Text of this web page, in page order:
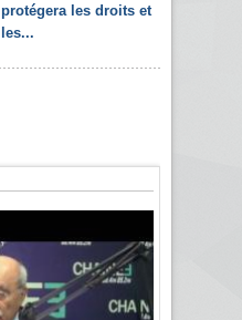
protégera les droits et
les...